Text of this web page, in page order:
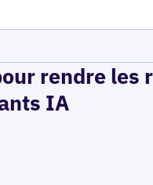
rendre
IA